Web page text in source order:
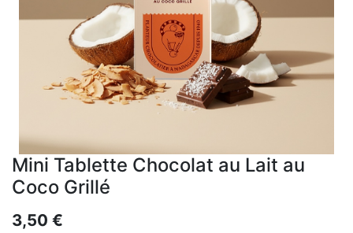
Mini Tablette Chocolat au Lait au
Coco Grillé
3,50 €